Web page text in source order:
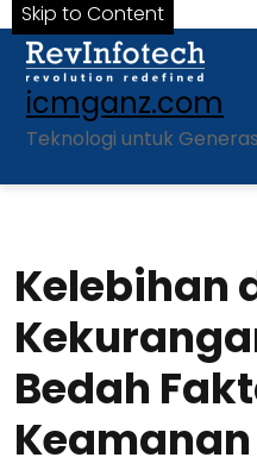
Skip to Content
icmganz.com
Teknologi untuk
Kelebihan
Bedah
Keamanan